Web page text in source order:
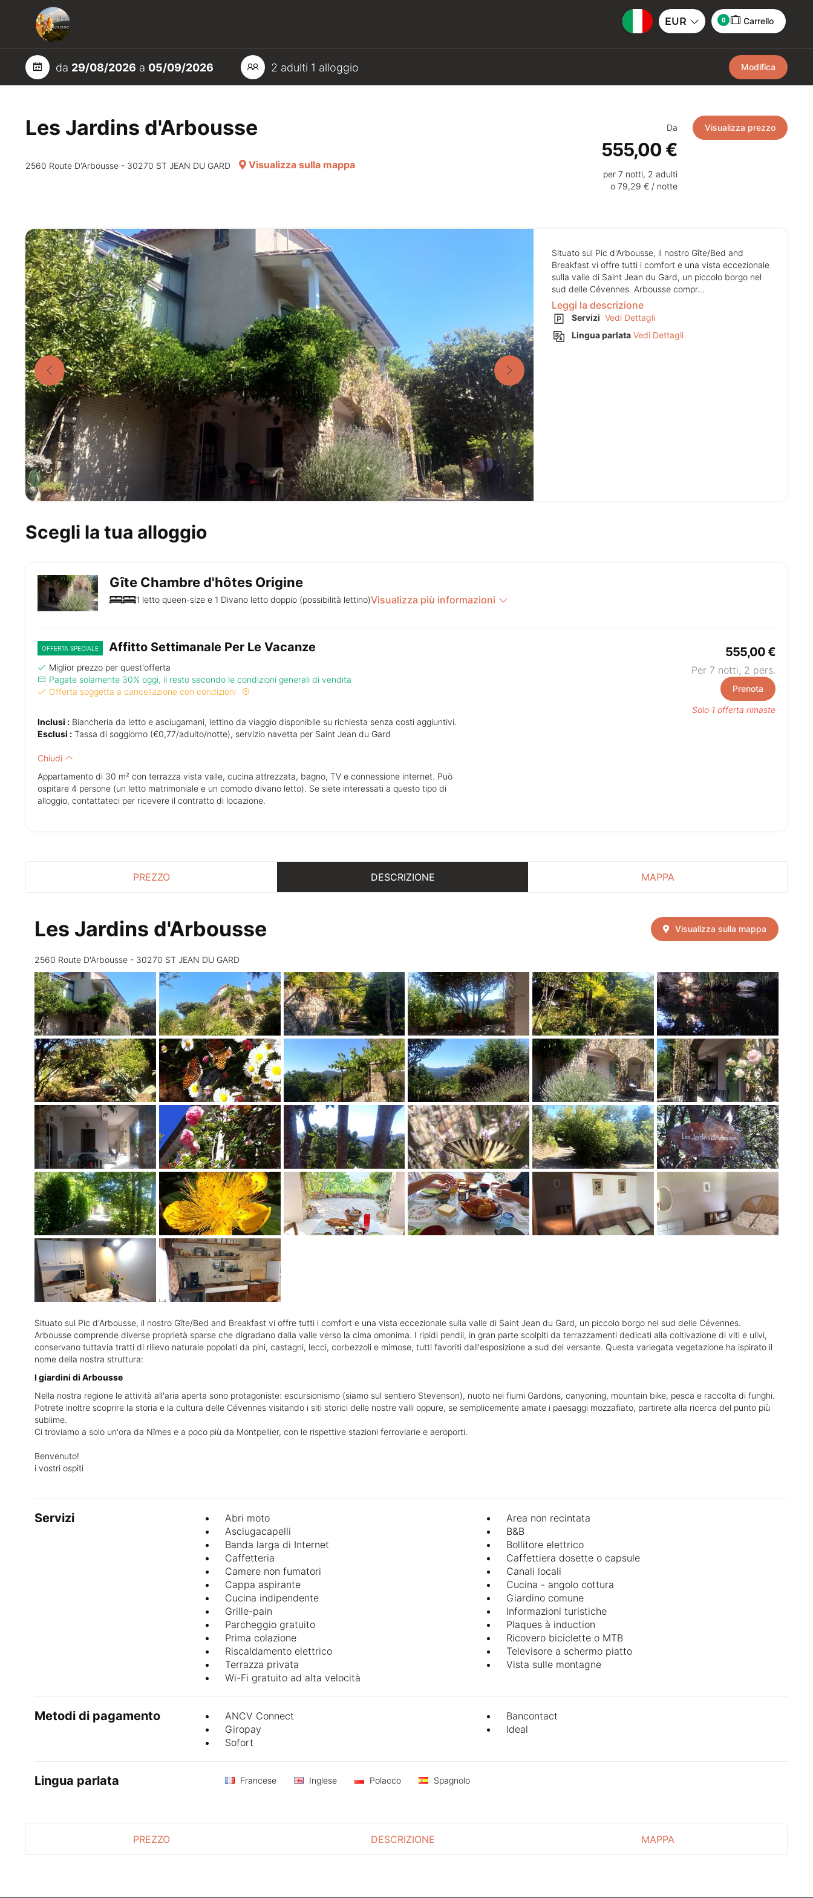
EUR 0 Carrello
da 29/08/2026 a 05/09/2026 2 adulti 1 alloggio Modifica
Les Jardins d'Arbousse
2560 Route D'Arbousse - 30270 ST JEAN DU GARD Visualizza sulla mappa
Da
555,00 €
per 7 notti, 2 adulti
o 79,29 € / notte
Visualizza prezzo
Situato sul Pic d'Arbousse, il nostro Gîte/Bed and
Breakfast vi offre tutti i comfort e una vista eccezionale
sulla valle di Saint Jean du Gard, un piccolo borgo nel
sud delle Cévennes. Arbousse compr...
Leggi la descrizione
Servizi Vedi Dettagli
Lingua parlata Vedi Dettagli
Scegli la tua alloggio
Gîte Chambre d'hôtes Origine
1 letto queen-size e 1 Divano letto doppio (possibilità lettino)Visualizza più informazioni
OFFERTA SPECIALE Affitto Settimanale Per Le Vacanze
Miglior prezzo per quest'offerta
Pagate solamente 30% oggi, il resto secondo le condizioni generali di vendita
Offerta soggetta a cancellazione con condizioni
Inclusi : Biancheria da letto e asciugamani, lettino da viaggio disponibile su richiesta senza costi aggiuntivi.
Esclusi : Tassa di soggiorno (€0,77/adulto/notte), servizio navetta per Saint Jean du Gard
555,00 €
Per 7 notti, 2 pers.
Prenota
Solo 1 offerta rimaste
Chiudi
Appartamento di 30 m² con terrazza vista valle, cucina attrezzata, bagno, TV e connessione internet. Può
ospitare 4 persone (un letto matrimoniale e un comodo divano letto). Se siete interessati a questo tipo di
alloggio, contattateci per ricevere il contratto di locazione.
PREZZO DESCRIZIONE MAPPA
Les Jardins d'Arbousse
2560 Route D'Arbousse - 30270 ST JEAN DU GARD
Visualizza sulla mappa
Situato sul Pic d'Arbousse, il nostro Gîte/Bed and Breakfast vi offre tutti i comfort e una vista eccezionale sulla valle di Saint Jean du Gard, un piccolo borgo nel sud delle Cévennes.
Arbousse comprende diverse proprietà sparse che digradano dalla valle verso la cima omonima. I ripidi pendii, in gran parte scolpiti da terrazzamenti dedicati alla coltivazione di viti e ulivi,
conservano tuttavia tratti di rilievo naturale popolati da pini, castagni, lecci, corbezzoli e mimose, tutti favoriti dall'esposizione a sud del versante. Questa variegata vegetazione ha ispirato il
nome della nostra struttura:
I giardini di Arbousse
Nella nostra regione le attività all'aria aperta sono protagoniste: escursionismo (siamo sul sentiero Stevenson), nuoto nei fiumi Gardons, canyoning, mountain bike, pesca e raccolta di funghi.
Potrete inoltre scoprire la storia e la cultura delle Cévennes visitando i siti storici delle nostre valli oppure, se semplicemente amate i paesaggi mozzafiato, partirete alla ricerca del punto più
sublime.
Ci troviamo a solo un'ora da Nîmes e a poco più da Montpellier, con le rispettive stazioni ferroviarie e aeroporti.
Benvenuto!
i vostri ospiti
Servizi Abri moto
Area non recintata
Asciugacapelli
B&B
Banda larga di Internet
Bollitore elettrico
Caffetteria
Caffettiera dosette o capsule
Camere non fumatori
Canali locali
Cappa aspirante
Cucina - angolo cottura
Cucina indipendente
Giardino comune
Grille-pain
Informazioni turistiche
Parcheggio gratuito
Plaques à induction
Prima colazione
Ricovero biciclette o MTB
Riscaldamento elettrico
Televisore a schermo piatto
Terrazza privata
Vista sulle montagne
Wi-Fi gratuito ad alta velocità
Metodi di pagamento ANCV Connect
Bancontact
Giropay
Ideal
Sofort
Lingua parlata Francese Inglese Polacco Spagnolo
PREZZO DESCRIZIONE MAPPA